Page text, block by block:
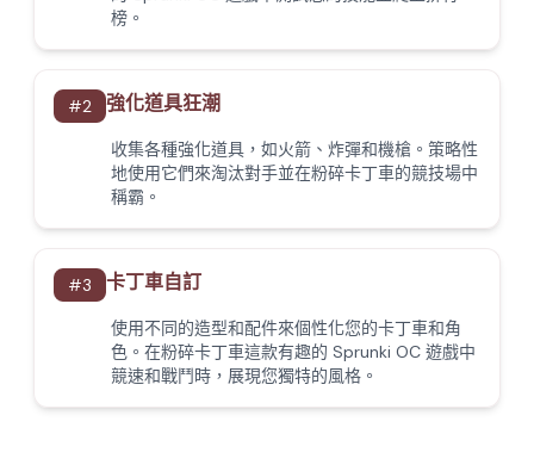
榜。
#2 強化道具狂潮
收集各種強化道具，如火箭、炸彈和機槍。策略性
地使用它們來淘汰對手並在粉碎卡丁車的競技場中
稱霸。
#3 卡丁車自訂
使用不同的造型和配件來個性化您的卡丁車和角
色。在粉碎卡丁車這款有趣的 Sprunki OC 遊戲中
競速和戰鬥時，展現您獨特的風格。